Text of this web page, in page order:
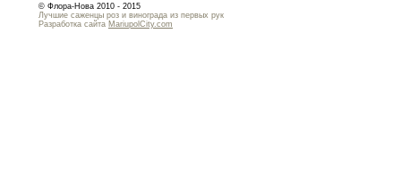
© Флора-Нова 2010 - 2015
Лучшие саженцы роз и винограда из первых рук
Разработка сайта MariupolCity.com